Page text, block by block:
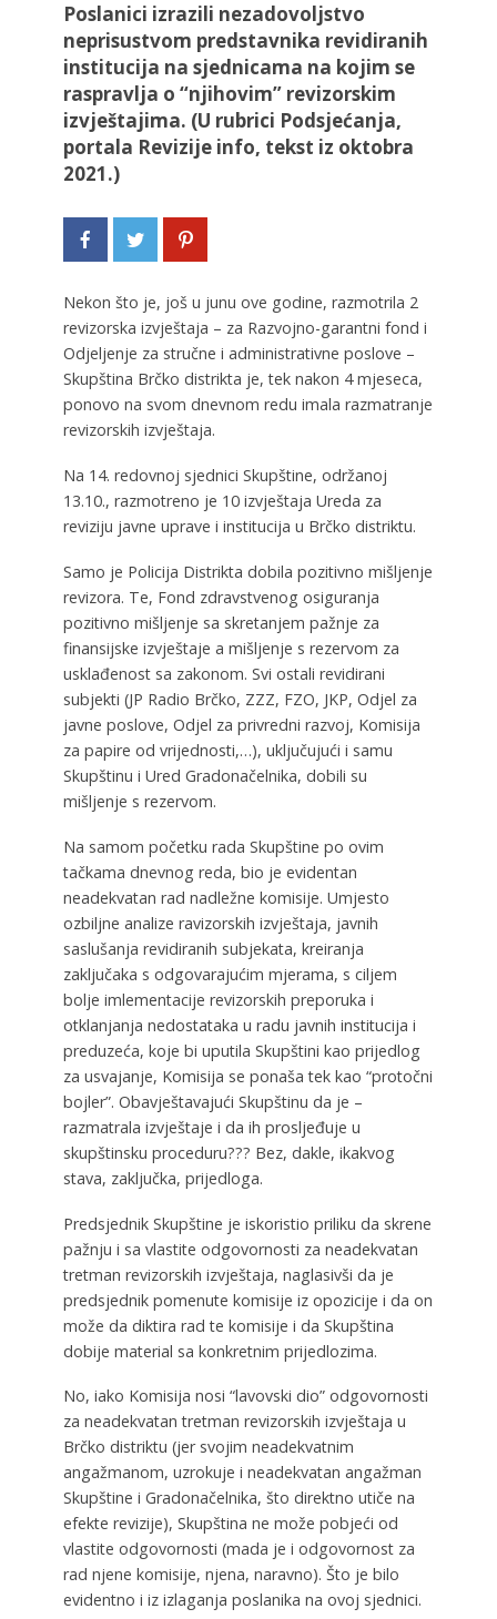
Poslanici izrazili nezadovoljstvo
neprisustvom predstavnika revidiranih
institucija na sjednicama na kojim se
raspravlja o “njihovim” revizorskim
izvještajima. (U rubrici Podsjećanja,
portala Revizije info, tekst iz oktobra
2021.)
Nekon što je, još u junu ove godine, razmotrila 2
revizorska izvještaja – za Razvojno-garantni fond i
Odjeljenje za stručne i administrativne poslove –
Skupština Brčko distrikta je, tek nakon 4 mjeseca,
ponovo na svom dnevnom redu imala razmatranje
revizorskih izvještaja.
Na 14. redovnoj sjednici Skupštine, održanoj
13.10., razmotreno je 10 izvještaja Ureda za
reviziju javne uprave i institucija u Brčko distriktu.
Samo je Policija Distrikta dobila pozitivno mišljenje
revizora. Te, Fond zdravstvenog osiguranja
pozitivno mišljenje sa skretanjem pažnje za
finansijske izvještaje a mišljenje s rezervom za
usklađenost sa zakonom. Svi ostali revidirani
subjekti (JP Radio Brčko, ZZZ, FZO, JKP, Odjel za
javne poslove, Odjel za privredni razvoj, Komisija
za papire od vrijednosti,…), uključujući i samu
Skupštinu i Ured Gradonačelnika, dobili su
mišljenje s rezervom.
Na samom početku rada Skupštine po ovim
tačkama dnevnog reda, bio je evidentan
neadekvatan rad nadležne komisije. Umjesto
ozbiljne analize ravizorskih izvještaja, javnih
saslušanja revidiranih subjekata, kreiranja
zaključaka s odgovarajućim mjerama, s ciljem
bolje imlementacije revizorskih preporuka i
otklanjanja nedostataka u radu javnih institucija i
preduzeća, koje bi uputila Skupštini kao prijedlog
za usvajanje, Komisija se ponaša tek kao “protočni
bojler”. Obavještavajući Skupštinu da je –
razmatrala izvještaje i da ih prosljeđuje u
skupštinsku proceduru??? Bez, dakle, ikakvog
stava, zaključka, prijedloga.
Predsjednik Skupštine je iskoristio priliku da skrene
pažnju i sa vlastite odgovornosti za neadekvatan
tretman revizorskih izvještaja, naglasivši da je
predsjednik pomenute komisije iz opozicije i da on
može da diktira rad te komisije i da Skupština
dobije material sa konkretnim prijedlozima.
No, iako Komisija nosi “lavovski dio” odgovornosti
za neadekvatan tretman revizorskih izvještaja u
Brčko distriktu (jer svojim neadekvatnim
angažmanom, uzrokuje i neadekvatan angažman
Skupštine i Gradonačelnika, što direktno utiče na
efekte revizije), Skupština ne može pobjeći od
vlastite odgovornosti (mada je i odgovornost za
rad njene komisije, njena, naravno). Što je bilo
evidentno i iz izlaganja poslanika na ovoj sjednici.